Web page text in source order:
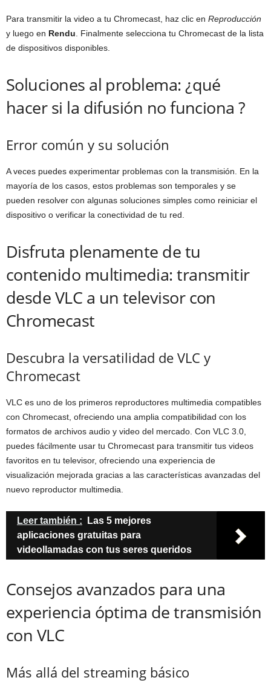
Para transmitir la video a tu Chromecast, haz clic en Reproducción
y luego en Rendu . Finalmente selecciona tu Chromecast de la lista
de dispositivos disponibles.
Soluciones al problema: ¿qué
hacer si la difusión no funciona ?
Error común y su solución
A veces puedes experimentar problemas con la transmisión. En la
mayoría de los casos, estos problemas son temporales y se
pueden resolver con algunas soluciones simples como reiniciar el
dispositivo o verificar la conectividad de tu red.
Disfruta plenamente de tu
contenido multimedia: transmitir
desde VLC a un televisor con
Chromecast
Descubra la versatilidad de VLC y
Chromecast
VLC es uno de los primeros reproductores multimedia compatibles
con Chromecast, ofreciendo una amplia compatibilidad con los
formatos de archivos audio y video del mercado. Con VLC 3.0,
puedes fácilmente usar tu Chromecast para transmitir tus videos
favoritos en tu televisor, ofreciendo una experiencia de
visualización mejorada gracias a las características avanzadas del
nuevo reproductor multimedia.
Leer también :
Las 5 mejores
aplicaciones gratuitas para
videollamadas con tus seres queridos
Consejos avanzados para una
experiencia óptima de transmisión
con VLC
Más allá del streaming básico